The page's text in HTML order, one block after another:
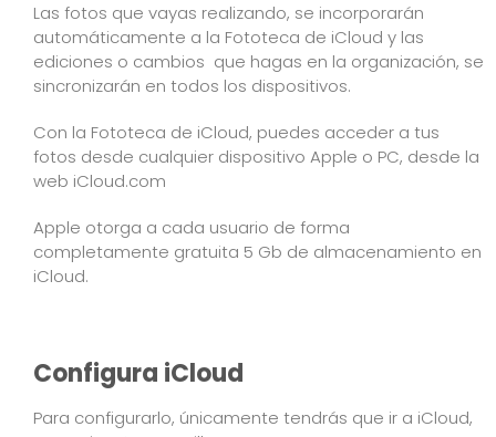
Las fotos que vayas realizando, se incorporarán
automáticamente a la Fototeca de iCloud y las
ediciones o cambios que hagas en la organización, se
sincronizarán en todos los dispositivos.
Con la Fototeca de iCloud, puedes acceder a tus
fotos desde cualquier dispositivo Apple o PC, desde la
web iCloud.com
Apple otorga a cada usuario de forma
completamente gratuita 5 Gb de almacenamiento en
iCloud.
Configura iCloud
Para configurarlo, únicamente tendrás que ir a iCloud,